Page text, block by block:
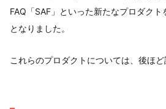
FAQ「SAF」といった新たなプロダク
となりました。
これらのプロダクトについては、後ほど